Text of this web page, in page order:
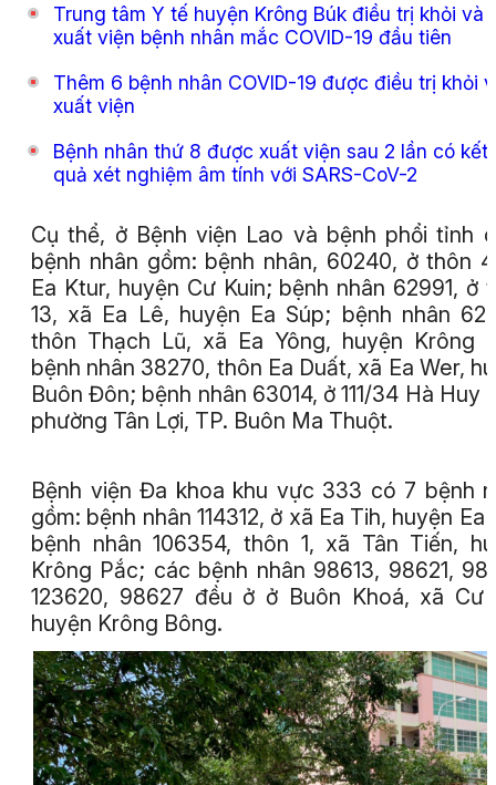
Trung tâm Y tế huyện Krông Búk điều trị khỏi và
xuất viện bệnh nhân mắc COVID-19 đầu tiên
Thêm 6 bệnh nhân COVID-19 được điều trị khỏi
xuất viện
Bệnh nhân thứ 8 được xuất viện sau 2 lần có kết
quả xét nghiệm âm tính với SARS-CoV-2
Cụ thể, ở Bệnh viện Lao và bệnh phổi tỉnh
bệnh nhân gồm: bệnh nhân, 60240, ở thôn
Ea Ktur, huyện Cư Kuin; bệnh nhân 62991, ở
13, xã Ea Lê, huyện Ea Súp; bệnh nhân
thôn Thạch Lũ, xã Ea Yông, huyện Krông
bệnh nhân 38270, thôn Ea Duất, xã Ea Wer,
Buôn Đôn; bệnh nhân 63014, ở 111/34 Hà Huy
phường Tân Lợi, TP. Buôn Ma Thuột.
Bệnh viện Đa khoa khu vực 333 có 7 bệnh
gồm: bệnh nhân 114312, ở xã Ea Tih, huyện Ea
bệnh nhân 106354, thôn 1, xã Tân Tiến,
Krông Pắc; các bệnh nhân 98613, 98621,
123620, 98627 đều ở ở Buôn Khoá, xã Cư
huyện Krông Bông.